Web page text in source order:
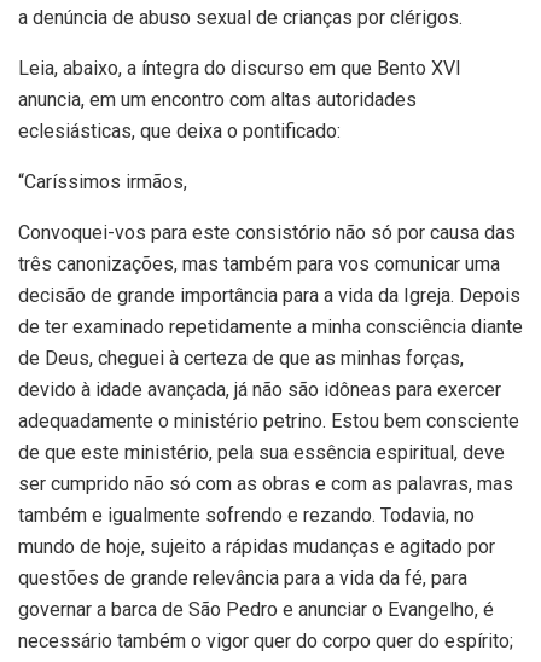
a denúncia de abuso sexual de crianças por clérigos.
Leia, abaixo, a íntegra do discurso em que Bento XVI
anuncia, em um encontro com altas autoridades
eclesiásticas, que deixa o pontificado:
“Caríssimos irmãos,
Convoquei-vos para este consistório não só por causa das
três canonizações, mas também para vos comunicar uma
decisão de grande importância para a vida da Igreja. Depois
de ter examinado repetidamente a minha consciência diante
de Deus, cheguei à certeza de que as minhas forças,
devido à idade avançada, já não são idôneas para exercer
adequadamente o ministério petrino. Estou bem consciente
de que este ministério, pela sua essência espiritual, deve
ser cumprido não só com as obras e com as palavras, mas
também e igualmente sofrendo e rezando. Todavia, no
mundo de hoje, sujeito a rápidas mudanças e agitado por
questões de grande relevância para a vida da fé, para
governar a barca de São Pedro e anunciar o Evangelho, é
necessário também o vigor quer do corpo quer do espírito;